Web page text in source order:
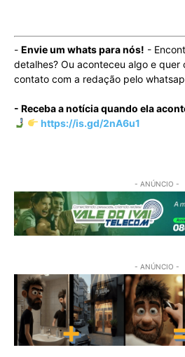
- Envie um whats para nós! -
detalhes? Ou aconteceu algo e quer
contato com a redação pelo
- Receba a notícia quando ela
https://is.gd/2nA6u1
- ANÚNCIO -
- ANÚNCIO -